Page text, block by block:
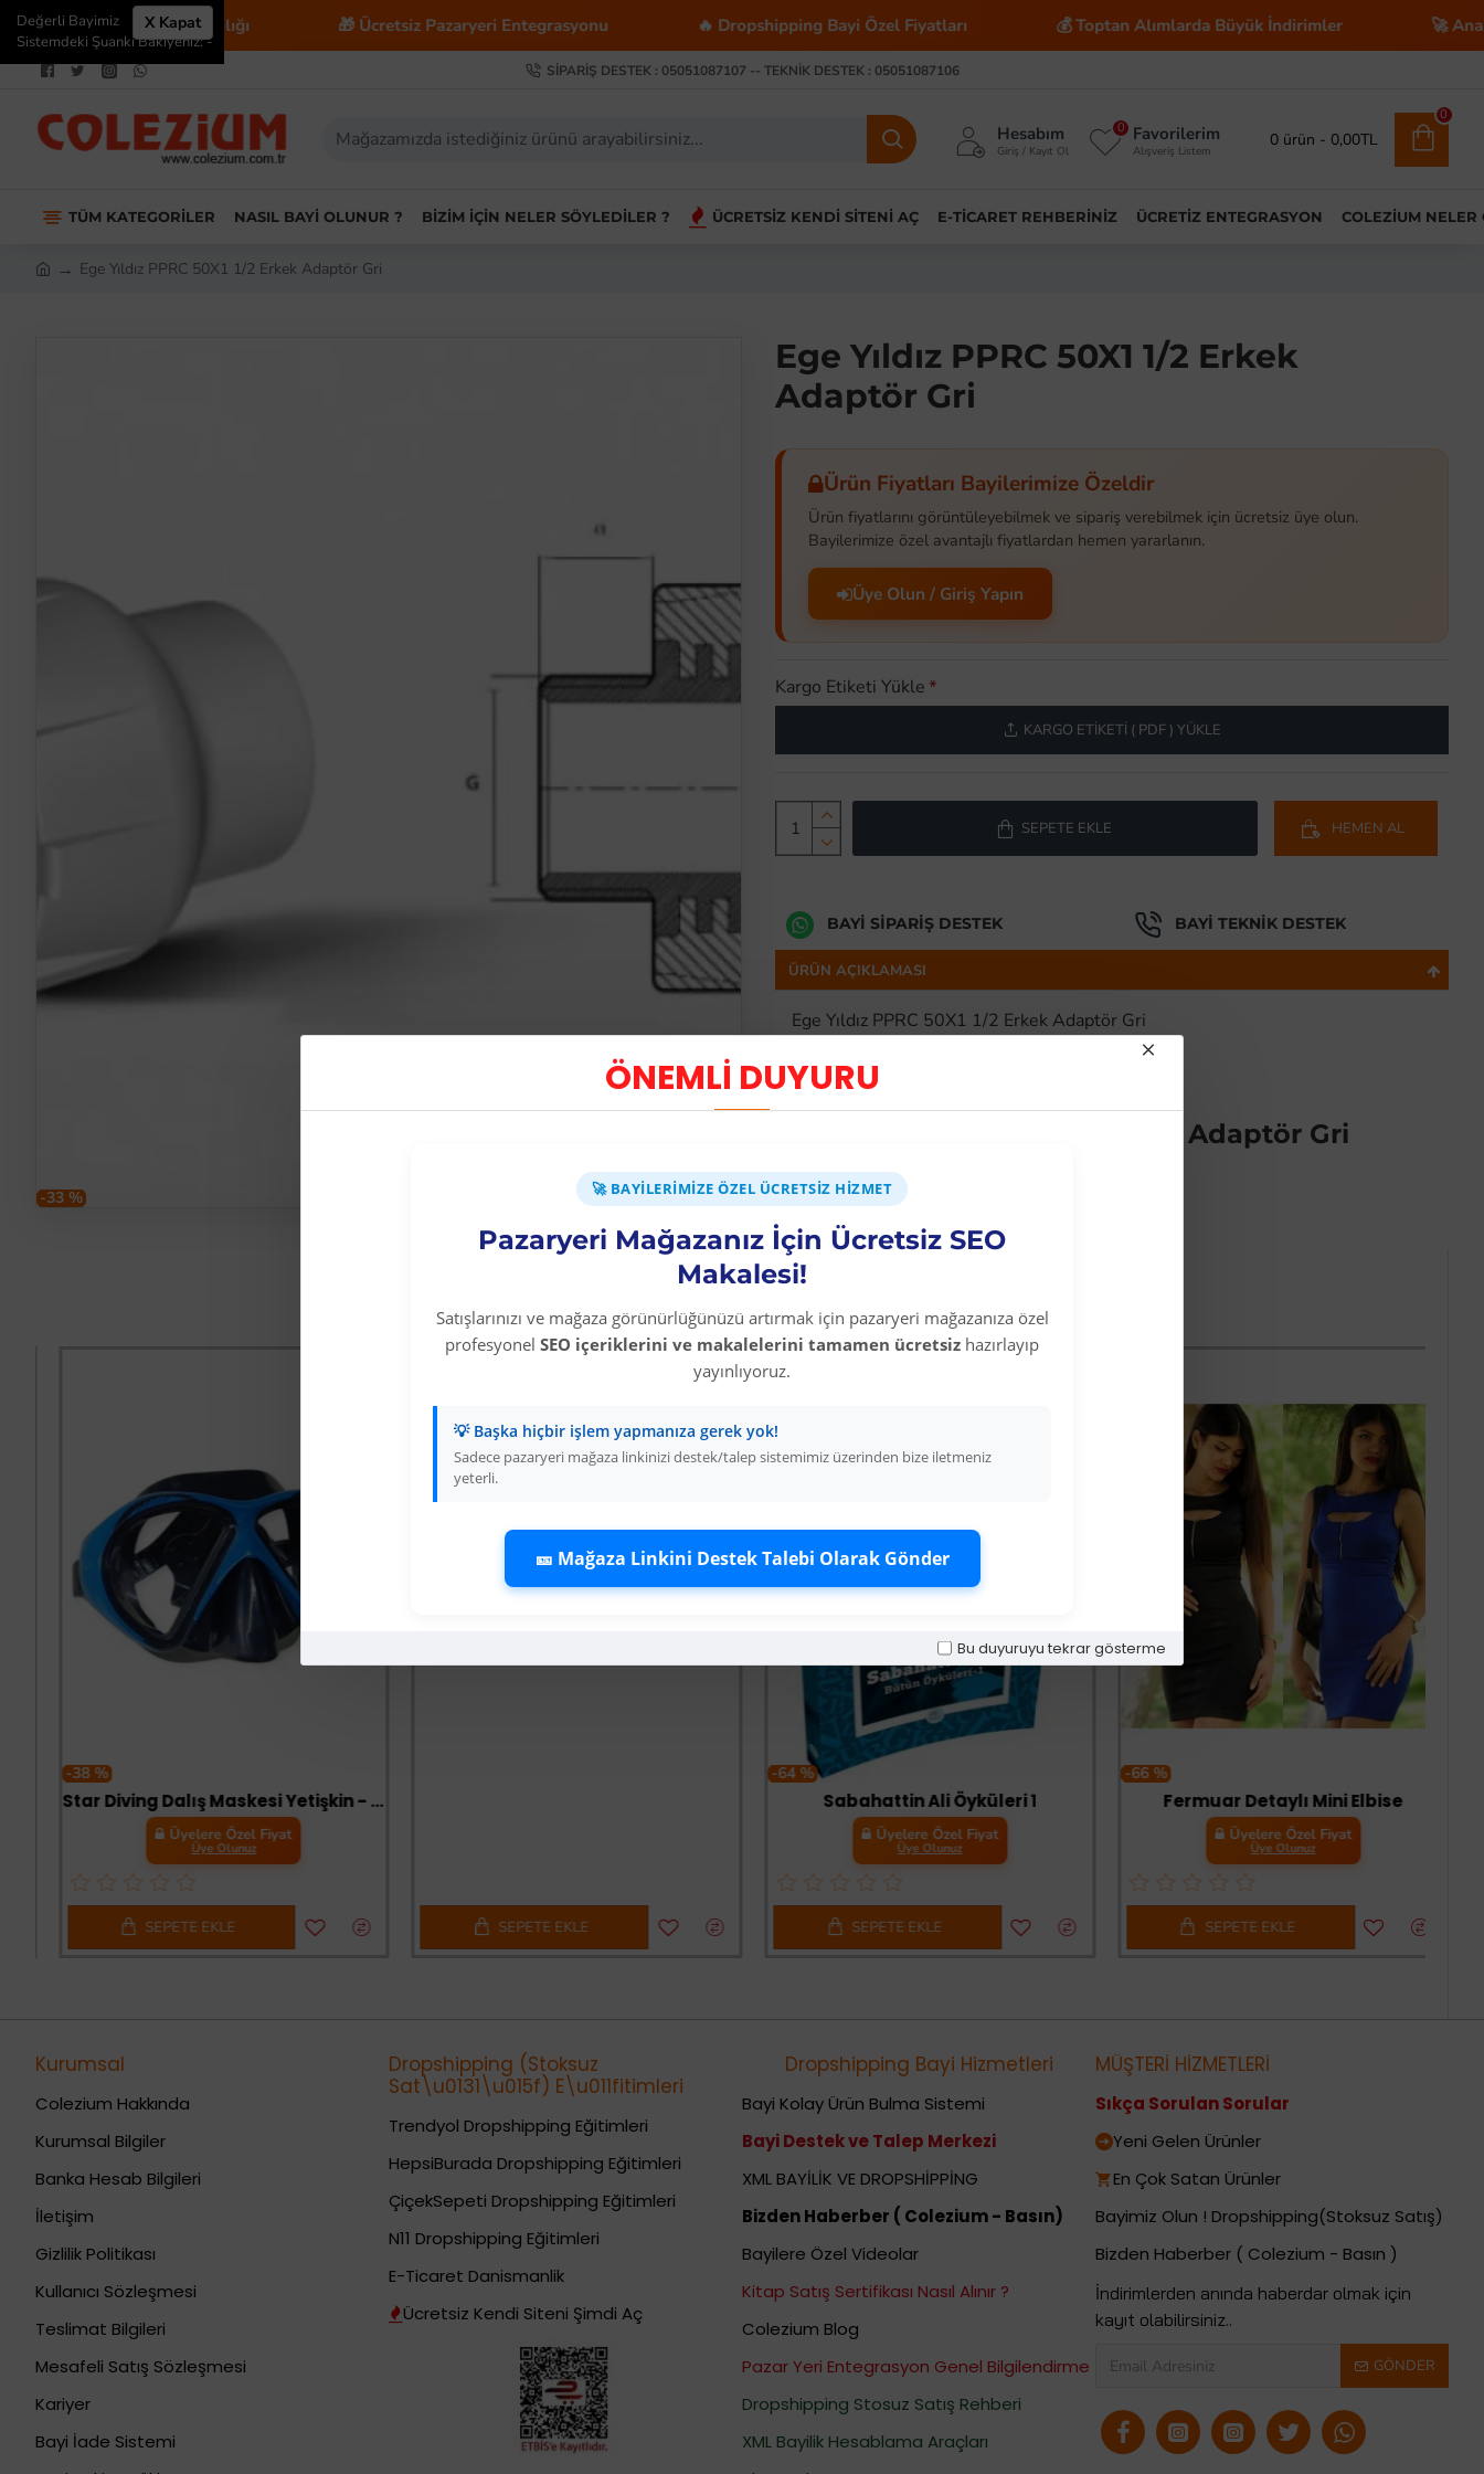
ÖNEMLİ DUYURU
🚀 BAYILERIMIZE ÖZEL ÜCRETSIZ HIZMET
Pazaryeri Mağazanız İçin Ücretsiz SEO
Makalesi!
Satışlarınızı ve mağaza görünürlüğünüzü artırmak için pazaryeri mağazanıza özel
profesyonel SEO içeriklerini ve makalelerini tamamen ücretsiz hazırlayıp
yayınlıyoruz.
💡 Başka hiçbir işlem yapmanıza gerek yok!
Sadece pazaryeri mağaza linkinizi destek/talep sistemimiz üzerinden bize iletmeniz
yeterli.
🎫 Mağaza Linkini Destek Talebi Olarak Gönder
Bu duyuruyu tekrar gösterme
E-Ticaret Danışmanlığı 🎁 Ücretsiz Pazaryeri Entegrasyonu 🔥 Dropshipping Bayi Özel Fiyatları 💰 Toptan Alımlarda Büyük İndirimler 🚀 Anahtar
SIPARIŞ DESTEK : 05051087107 -- TEKNIK DESTEK : 05051087106
Hesabım
Giriş / Kayıt Ol
Favorilerim
Alışveriş Listem
0
0 ürün - 0,00TL
0
TÜM KATEGORILER NASIL BAYI OLUNUR ? BIZIM İÇIN NELER SÖYLEDILER ? ÜCRETSIZ KENDI SITENI AÇ E-TICARET REHBERINIZ ÜCRETIZ ENTEGRASYON COLEZIUM NELER
X Kapat
Değerli Bayimiz
Sistemdeki Şuanki Bakiyeniz: -
Ege Yıldız PPRC 50X1 1/2 Erkek Adaptör Gri
-33 %
Ege Yıldız PPRC 50X1 1/2 Erkek
Adaptör Gri
Ürün Fiyatları Bayilerimize Özeldir
Ürün fiyatlarını görüntüleyebilmek ve sipariş verebilmek için ücretsiz üye olun.
Bayilerimize özel avantajlı fiyatlardan hemen yararlanın.
Üye Olun / Giriş Yapın
Kargo Etiketi Yükle
KARGO ETIKETI ( PDF ) YÜKLE
SEPETE EKLE HEMEN AL
BAYI SIPARIŞ DESTEK BAYI TEKNIK DESTEK
ÜRÜN AÇIKLAMASI
Ege Yıldız PPRC 50X1 1/2 Erkek Adaptör Gri
50X1 12
Erkek Adaptör Gri
-38 %
Star Diving Dalış Maskesi Yetişkin - 51701-MAVİ - 1 ADET
Üyelere Özel Fiyat
Üye Olunuz
SEPETE EKLE
Üyelere Özel Fiyat
Üye Olunuz
SEPETE EKLE
-64 %
Sabahattin Ali Öyküleri 1
Üyelere Özel Fiyat
Üye Olunuz
SEPETE EKLE
-66 %
Fermuar Detaylı Mini Elbise
Üyelere Özel Fiyat
Üye Olunuz
SEPETE EKLE
Kurumsal
Colezium Hakkında
Kurumsal Bilgiler
Banka Hesab Bilgileri
İletişim
Gizlilik Politikası
Kullanıcı Sözleşmesi
Teslimat Bilgileri
Mesafeli Satış Sözleşmesi
Kariyer
Bayi İade Sistemi
Dropshipping (Stoksuz
Sat\u0131\u015f) E\u011fitimleri
Trendyol Dropshipping Eğitimleri
HepsiBurada Dropshipping Eğitimleri
ÇiçekSepeti Dropshipping Eğitimleri
N11 Dropshipping Eğitimleri
E-Ticaret Danismanlik
Ücretsiz Kendi Siteni Şimdi Aç
Dropshipping Bayi Hizmetleri
Bayi Kolay Ürün Bulma Sistemi
Bayi Destek ve Talep Merkezi
XML BAYİLİK VE DROPSHİPPİNG
Bizden Haberber ( Colezium - Basın)
Bayilere Özel Videolar
Kitap Satış Sertifikası Nasıl Alınır ?
Colezium Blog
Pazar Yeri Entegrasyon Genel Bilgilendirme
Dropshipping Stosuz Satış Rehberi
XML Bayilik Hesablama Araçları
MÜŞTERİ HİZMETLERİ
Sıkça Sorulan Sorular
Yeni Gelen Ürünler
En Çok Satan Ürünler
Bayimiz Olun ! Dropshipping(Stoksuz Satış)
Bizden Haberber ( Colezium - Basın )
İndirimlerden anında haberdar olmak için
kayıt olabilirsiniz..
GÖNDER